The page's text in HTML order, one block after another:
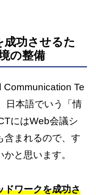
功させるた
の整備
Communication Te
日本語でいう「情
にはWeb会議シ
含まれるので、す
と思います。
ドワークを成功さ